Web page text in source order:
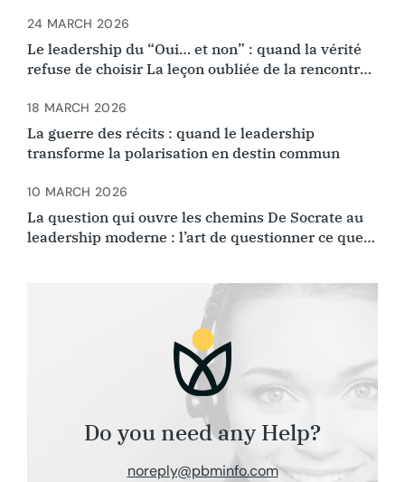
Le leadership du “Oui… et non” : quand la vérité
refuse de choisir La leçon oubliée de la rencontre
24 MARCH 2026
La guerre des récits : quand le leadership
transforme la polarisation en destin commun
18 MARCH 2026
La question qui ouvre les chemins De Socrate au
leadership moderne : l’art de questionner ce que
10 MARCH 2026
Do you need any Help?
noreply@pbminfo.com